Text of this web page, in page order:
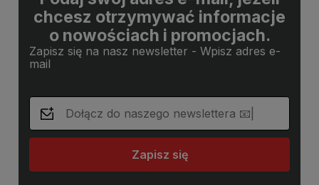
chcesz otrzymywać informacje
o nowościach i promocjach.
Zapisz się na nasz newsletter - Wpisz adres e-
mail
Zapisz się